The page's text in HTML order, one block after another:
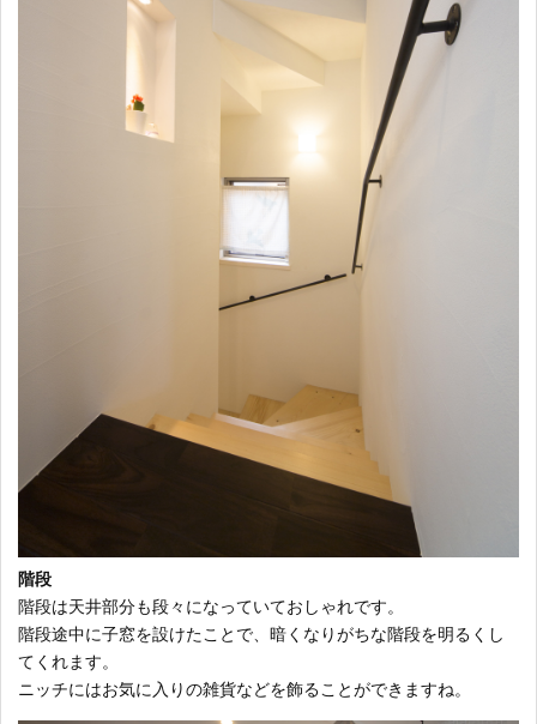
階段
階段は天井部分も段々になっていておしゃれです。
階段途中に子窓を設けたことで、暗くなりがちな階段を明るくし
てくれます。
ニッチにはお気に入りの雑貨などを飾ることができますね。